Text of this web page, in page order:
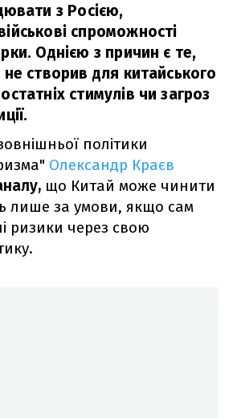
з Росією,
спроможності
Однією з причин є те,
створив для китайського
стимулів чи загроз
політики
Олександр Краєв
що Китай може чинити
лише за умови, якщо сам
ризики через свою